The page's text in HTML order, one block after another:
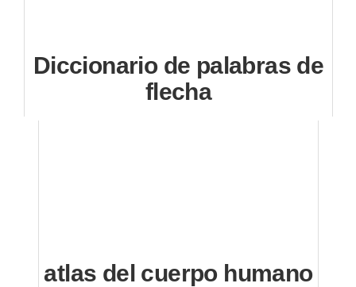
Diccionario de palabras de
flecha
atlas del cuerpo humano